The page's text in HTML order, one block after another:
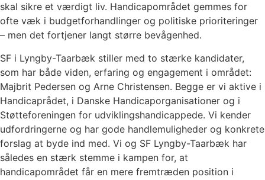
skal sikre et værdigt liv. Handicapområdet gemmes for
ofte væk i budgetforhandlinger og politiske prioriteringer
– men det fortjener langt større bevågenhed.
SF i Lyngby-Taarbæk stiller med to stærke kandidater,
som har både viden, erfaring og engagement i området:
Majbrit Pedersen og Arne Christensen. Begge er vi aktive i
Handicaprådet, i Danske Handicaporganisationer og i
Støtteforeningen for udviklingshandicappede. Vi kender
udfordringerne og har gode handlemuligheder og konkrete
forslag at byde ind med. Vi og SF Lyngby-Taarbæk har
således en stærk stemme i kampen for, at
handicapområdet får en mere fremtræden position i